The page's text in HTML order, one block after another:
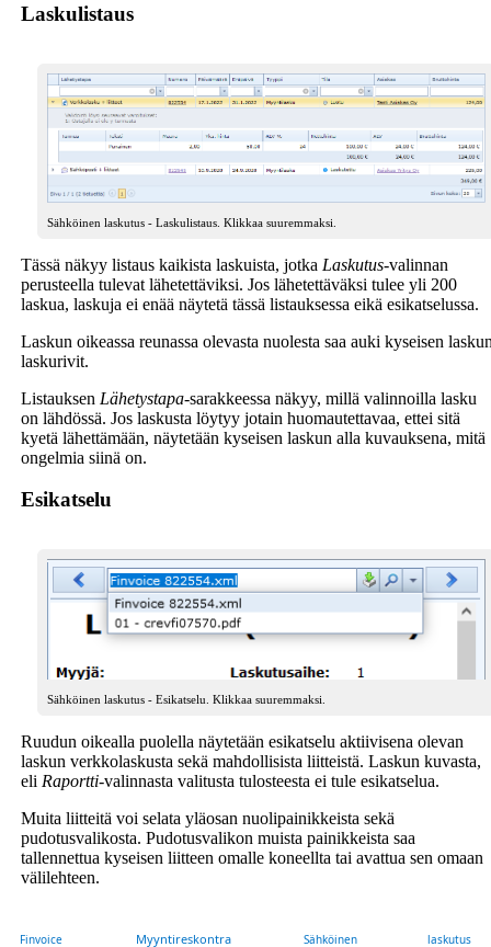
Laskulistaus
Sähköinen laskutus - Laskulistaus. Klikkaa suuremmaksi.
Tässä näkyy listaus kaikista laskuista, jotka Laskutus-valinnan
perusteella tulevat lähetettäviksi. Jos lähetettäväksi tulee yli 200
laskua, laskuja ei enää näytetä tässä listauksessa eikä esikatselussa.
Laskun oikeassa reunassa olevasta nuolesta saa auki kyseisen
laskurivit.
Listauksen Lähetystapa-sarakkeessa näkyy, millä valinnoilla lasku
on lähdössä. Jos laskusta löytyy jotain huomautettavaa, ettei sitä
kyetä lähettämään, näytetään kyseisen laskun alla kuvauksena, mitä
ongelmia siinä on.
Esikatselu
Sähköinen laskutus - Esikatselu. Klikkaa suuremmaksi.
Ruudun oikealla puolella näytetään esikatselu aktiivisena olevan
laskun verkkolaskusta sekä mahdollisista liitteistä. Laskun kuvasta,
eli Raportti-valinnasta valitusta tulosteesta ei tule esikatselua.
Muita liitteitä voi selata yläosan nuolipainikkeista sekä
pudotusvalikosta. Pudotusvalikon muista painikkeista saa
tallennettua kyseisen liitteen omalle koneellta tai avattua sen omaan
välilehteen.
Finvoice Myyntireskontra Sähköinen laskutus